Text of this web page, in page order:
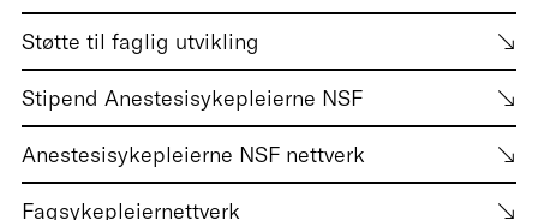
Støtte til faglig utvikling
Stipend Anestesisykepleierne NSF
Anestesisykepleierne NSF nettverk
Fagsykepleiernettverk